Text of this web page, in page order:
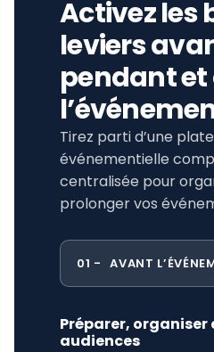
Activez les
leviers
pendant et
Tirez parti d’une
événementielle
centralisée pour
prolonger vos
01 AVANT
Préparer,
audiences